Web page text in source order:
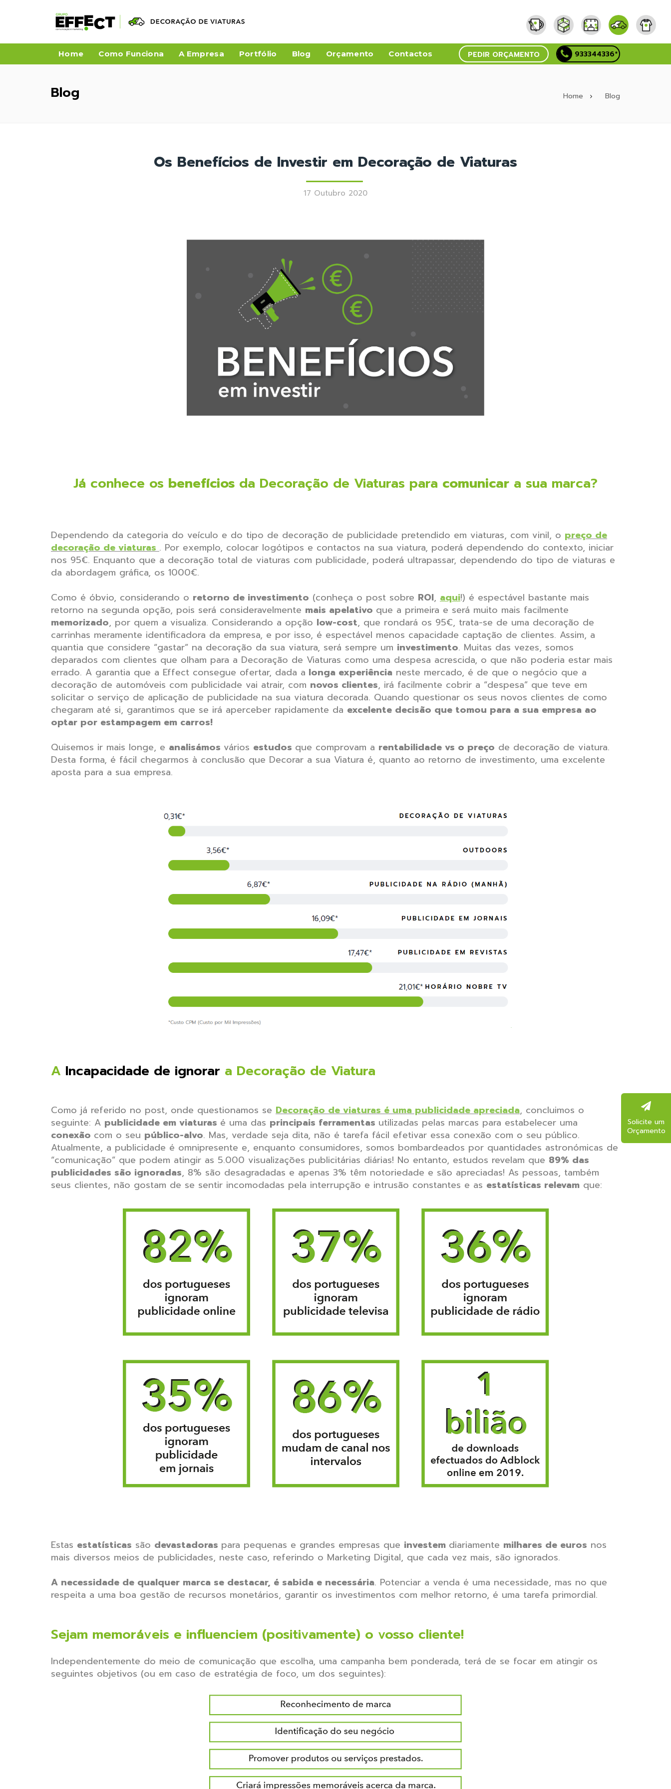
Home Como Funciona A Empresa Portfólio Blog Orçamento Contactos PEDIR ORÇAMENTO 933344336*
Blog Home Blog
Os Benefícios de Investir em Decoração de Viaturas
17 Outubro 2020
Já conhece os benefícios da Decoração de Viaturas para comunicar a sua marca?
Dependendo da categoria do veículo e do tipo de decoração de publicidade pretendido em viaturas, com vinil, o preço de
decoração de viaturas. Por exemplo, colocar logótipos e contactos na sua viatura, poderá dependendo do contexto, iniciar
nos 95€. Enquanto que a decoração total de viaturas com publicidade, poderá ultrapassar, dependendo do tipo de viaturas e
da abordagem gráfica, os 1000€.
Como é óbvio, considerando o retorno de investimento (conheça o post sobre ROI, aqui!) é espectável bastante mais
retorno na segunda opção, pois será consideravelmente mais apelativo que a primeira e será muito mais facilmente
memorizado, por quem a visualiza. Considerando a opção low-cost, que rondará os 95€, trata-se de uma decoração de
carrinhas meramente identificadora da empresa, e por isso, é espectável menos capacidade captação de clientes. Assim, a
quantia que considere “gastar” na decoração da sua viatura, será sempre um investimento. Muitas das vezes, somos
deparados com clientes que olham para a Decoração de Viaturas como uma despesa acrescida, o que não poderia estar mais
errado. A garantia que a Effect consegue ofertar, dada a longa experiência neste mercado, é de que o negócio que a
decoração de automóveis com publicidade vai atrair, com novos clientes, irá facilmente cobrir a “despesa” que teve em
solicitar o serviço de aplicação de publicidade na sua viatura decorada. Quando questionar os seus novos clientes de como
chegaram até si, garantimos que se irá aperceber rapidamente da excelente decisão que tomou para a sua empresa ao
optar por estampagem em carros!
Quisemos ir mais longe, e analisámos vários estudos que comprovam a rentabilidade vs o preço de decoração de viatura.
Desta forma, é fácil chegarmos à conclusão que Decorar a sua Viatura é, quanto ao retorno de investimento, uma excelente
aposta para a sua empresa.
A Incapacidade de ignorar a Decoração de Viatura
Como já referido no post, onde questionamos se Decoração de viaturas é uma publicidade apreciada, concluimos o
seguinte: A publicidade em viaturas é uma das principais ferramentas utilizadas pelas marcas para estabelecer uma
conexão com o seu público-alvo. Mas, verdade seja dita, não é tarefa fácil efetivar essa conexão com o seu público.
Atualmente, a publicidade é omnipresente e, enquanto consumidores, somos bombardeados por quantidades astronómicas de
“comunicação” que podem atingir as 5.000 visualizações publicitárias diárias! No entanto, estudos revelam que 89% das
publicidades são ignoradas, 8% são desagradadas e apenas 3% têm notoriedade e são apreciadas! As pessoas, também
seus clientes, não gostam de se sentir incomodadas pela interrupção e intrusão constantes e as estatísticas relevam que:
Estas estatísticas são devastadoras para pequenas e grandes empresas que investem diariamente milhares de euros nos
mais diversos meios de publicidades, neste caso, referindo o Marketing Digital, que cada vez mais, são ignorados.
A necessidade de qualquer marca se destacar, é sabida e necessária. Potenciar a venda é uma necessidade, mas no que
respeita a uma boa gestão de recursos monetários, garantir os investimentos com melhor retorno, é uma tarefa primordial.
Sejam memoráveis e influenciem (positivamente) o vosso cliente!
Independentemente do meio de comunicação que escolha, uma campanha bem ponderada, terá de se focar em atingir os
seguintes objetivos (ou em caso de estratégia de foco, um dos seguintes):
Solicite um
Orçamento